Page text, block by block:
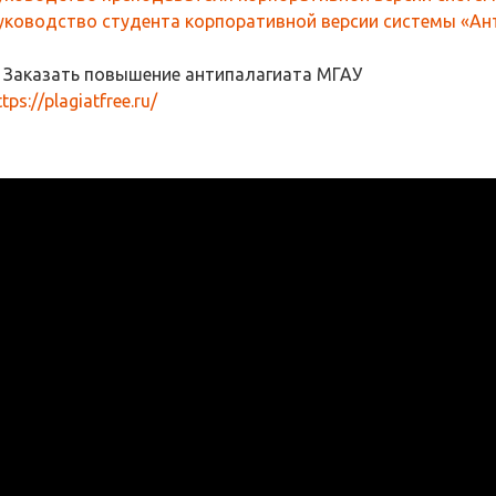
студента корпоративной версии системы
Заказать повышение антипалагиата МГАУ
plagiatfree.ru/